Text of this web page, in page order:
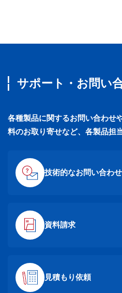
サポート・お問い
各種製品に関するお問い合わせ
料のお取り寄せなど、各製品担
技術的なお問い合わせ
資料請求
見積もり依頼